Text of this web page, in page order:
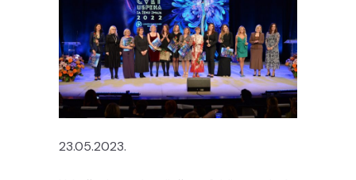
23.05.2023.